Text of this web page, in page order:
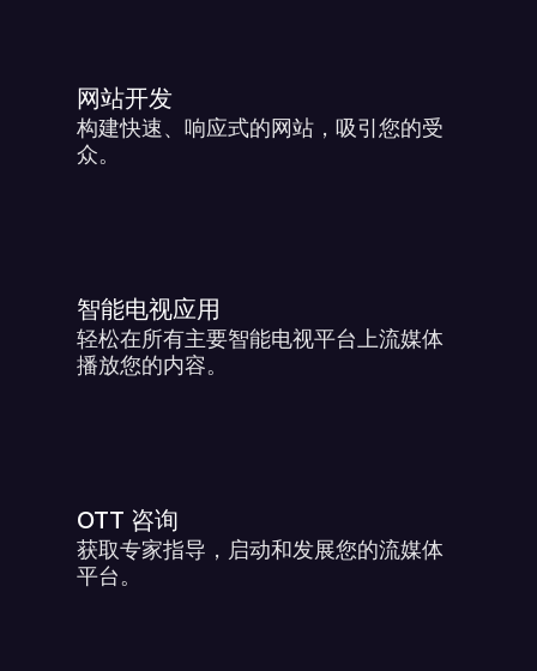
网站开发
构建快速、响应式的网站，吸引您的受
众。
智能电视应用
轻松在所有主要智能电视平台上流媒体
播放您的内容。
OTT 咨询
获取专家指导，启动和发展您的流媒体
平台。